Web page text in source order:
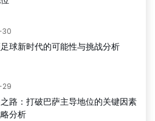
球新时代的可能性与挑战分析
路：打破巴萨主导地位的关键因素
分析